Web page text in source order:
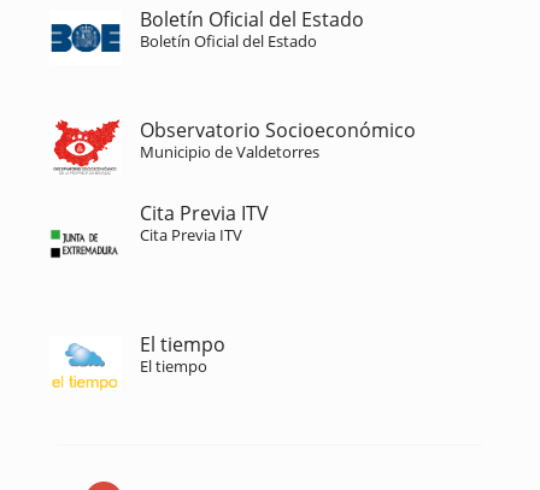
Boletín Oficial del Estado
Boletín Oficial del Estado
Observatorio Socioeconómico
Municipio de Valdetorres
Cita Previa ITV
Cita Previa ITV
El tiempo
El tiempo